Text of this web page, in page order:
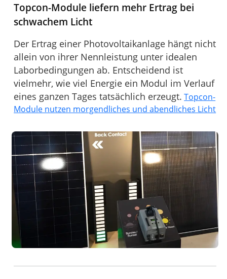
Topcon-Module liefern mehr Ertrag bei
schwachem Licht
Der Ertrag einer Photovoltaikanlage hängt nicht
allein von ihrer Nennleistung unter idealen
Laborbedingungen ab. Entscheidend ist
vielmehr, wie viel Energie ein Modul im Verlauf
eines ganzen Tages tatsächlich erzeugt. Topcon-
Module nutzen morgendliches und abendliches Licht